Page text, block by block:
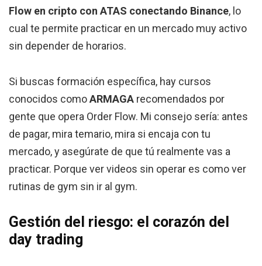
Flow en cripto con ATAS conectando Binance, lo
cual te permite practicar en un mercado muy activo
sin depender de horarios.
Si buscas formación específica, hay cursos
conocidos comoARMAGA recomendados por
gente que opera Order Flow. Mi consejo sería: antes
de pagar, mira temario, mira si encaja con tu
mercado, y asegúrate de que tú realmente vas a
practicar. Porque ver videos sin operar es como ver
rutinas de gym sin ir al gym.
Gestión del riesgo: el corazón del
day trading